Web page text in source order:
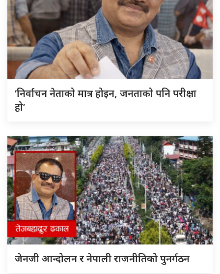
‘निर्वाचन नेताको मात्र होइन, जनताको पनि परीक्षा
हो’
जेनजी आन्दोलन र नेपाली राजनीतिको पुनर्गठन